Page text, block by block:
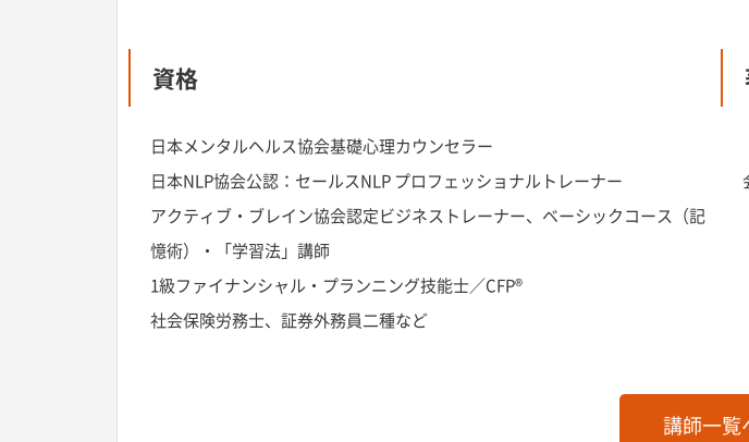
資格
日本メンタルヘルス協会基礎心理カウンセラー
日本NLP協会公認：セールスNLP プロフェッショナルトレーナー
アクティブ・ブレイン協会認定ビジネストレーナー、ベーシックコース（記
憶術）・「学習法」講師
1級ファイナンシャル・プランニング技能士／CFP®
社会保険労務士、証券外務員二種など
講師一覧